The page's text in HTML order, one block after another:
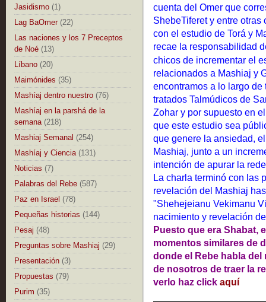
Jasidismo (1)
Lag BaOmer (22)
Las naciones y los 7 Preceptos
de Noé (13)
Líbano (20)
Maimónides (35)
Mashíaj dentro nuestro (76)
Mashíaj en la parshá de la
semana (218)
Mashiaj Semanal (254)
Mashíaj y Ciencia (131)
Noticias (7)
Palabras del Rebe (587)
Paz en Israel (78)
Pequeñas historias (144)
Pesaj (48)
Preguntas sobre Mashiaj (29)
Presentación (3)
Propuestas (79)
Purim (35)
cuenta del Omer que
ShebeTiferet y entre
con el estudio de Torá y
recae la responsabilidad
chicos de incrementar el
relacionados a Mashiaj y
encontramos a lo largo de
tratados Talmúdicos de
Zohar y por supuesto en
que este estudio sea
que genere la ansiedad,
Mashiaj, junto a un
intención de apurar la
La charla terminó con las
revelación del Mashiaj
"Shehejeianu Vekimanu
nacimiento y revelación
Puesto que era Shabat,
momentos similares de
donde el Rebe habla
de nosotros de traer la
verlo haz click aquí